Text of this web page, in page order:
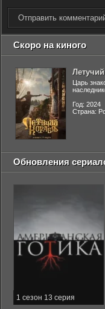
Отправить
Скоро на киного
Царь
Год: 2024
Страна:
Обновления
1 сезон 13 серия